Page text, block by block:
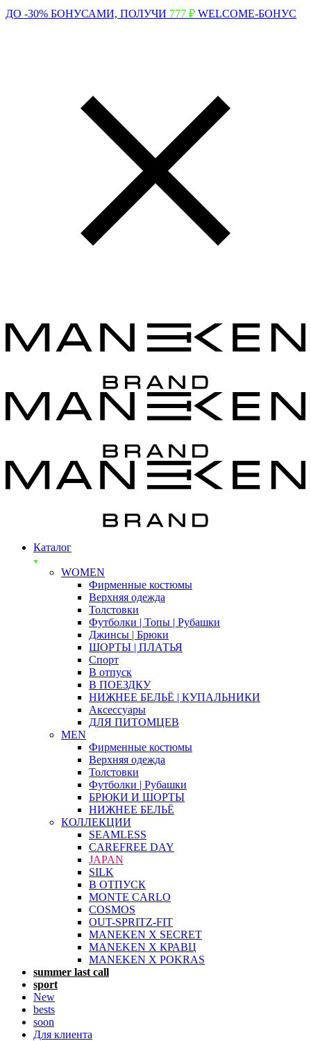
ДО -30% БОНУСАМИ, ПОЛУЧИ 777 ₽ WELCOME-БОНУС
Каталог
WOMEN
Фирменные костюмы
Верхняя одежда
Толстовки
Футболки | Топы | Рубашки
Джинсы | Брюки
ШОРТЫ | ПЛАТЬЯ
Спорт
В отпуск
В ПОЕЗДКУ
НИЖНЕЕ БЕЛЬЁ | КУПАЛЬНИКИ
Аксессуары
ДЛЯ ПИТОМЦЕВ
MEN
Фирменные костюмы
Верхняя одежда
Толстовки
Футболки | Рубашки
БРЮКИ И ШОРТЫ
НИЖНЕЕ БЕЛЬЁ
КОЛЛЕКЦИИ
SEAMLESS
CAREFREE DAY
JAPAN
SILK
В ОТПУСК
MONTE CARLO
COSMOS
OUT-SPRITZ-FIT
MANEKEN X SECRET
MANEKEN X КРАВЦ
MANEKEN X POKRAS
summer last call
sport
New
bests
soon
Для клиента